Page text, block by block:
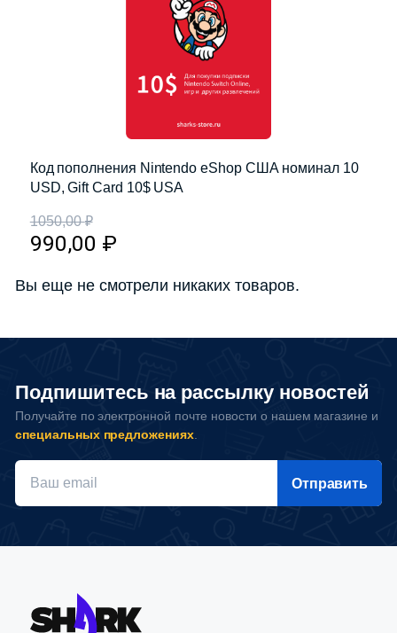
Код пополнения Nintendo eShop США номинал 10
USD, Gift Card 10$ USA
1050,00₽
990,00 ₽
Вы еще не смотрели никаких товаров.
Подпишитесь на рассылку новостей
Получайте по электронной почте новости о нашем магазине и
специальных предложениях.
Отправить